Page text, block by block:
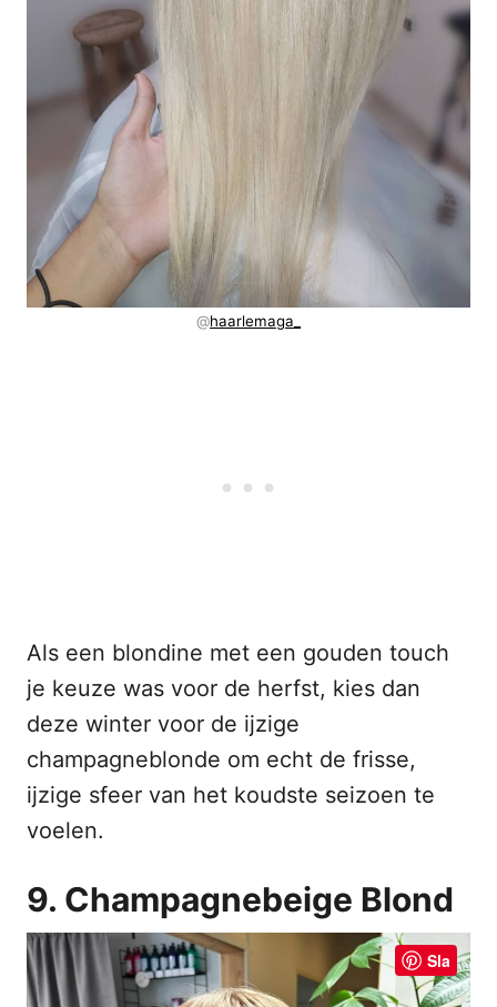
@haarlemaga_
Als een blondine met een gouden touch
je keuze was voor de herfst, kies dan
deze winter voor de ijzige
champagneblonde om echt de frisse,
ijzige sfeer van het koudste seizoen te
voelen.
9. Champagnebeige Blond
Sla